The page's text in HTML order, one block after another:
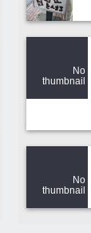
No
thumbnail
No
thumbnail